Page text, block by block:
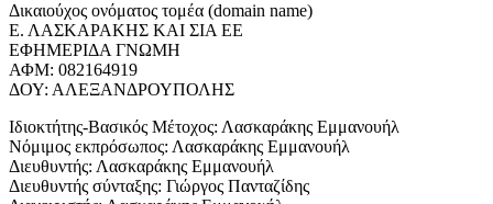
Δικαιούχος ονόματος τομέα (domain name)
Ε. ΛΑΣΚΑΡΑΚΗΣ ΚΑΙ ΣΙΑ ΕΕ
ΕΦΗΜΕΡΙΔΑ ΓΝΩΜΗ
ΑΦΜ: 082164919
ΔΟΥ: ΑΛΕΞΑΝΔΡΟΥΠΟΛΗΣ
Ιδιοκτήτης-Βασικός Μέτοχος: Λασκαράκης Εμμανουήλ
Νόμιμος εκπρόσωπος: Λασκαράκης Εμμανουήλ
Διευθυντής: Λασκαράκης Εμμανουήλ
Διευθυντής σύνταξης: Γιώργος Πανταζίδης